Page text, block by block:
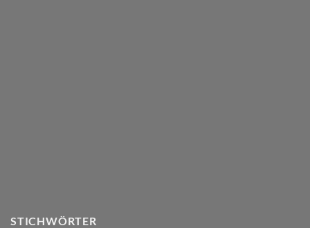
STICHWÖRTER